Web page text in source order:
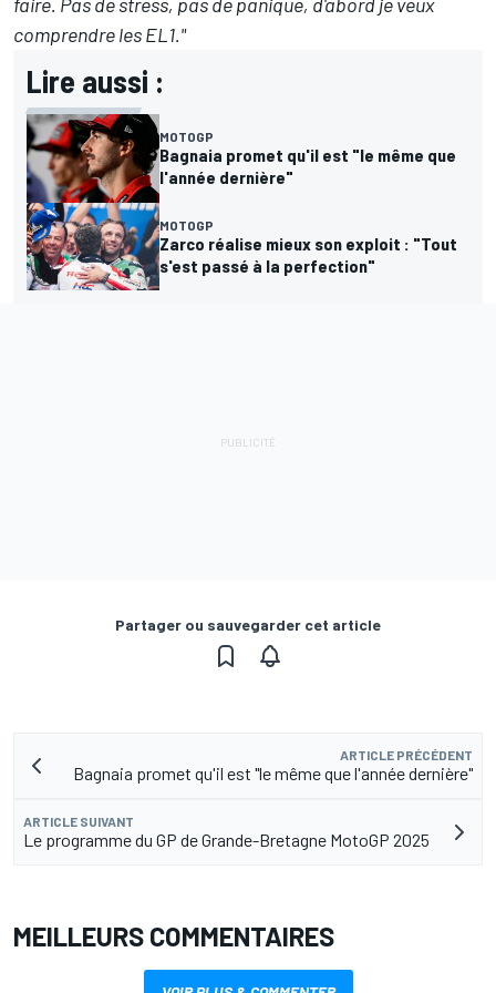
comprendre les EL1."
Lire aussi :
MOTOGP
Bagnaia promet qu'il est "le même que
l'année dernière"
MOTOGP
Zarco réalise mieux son exploit : "Tout
s'est passé à la perfection"
Partager ou sauvegarder cet article
ARTICLE PRÉCÉDENT
Bagnaia promet qu'il est "le même que l'année dernière"
ARTICLE SUIVANT
Le programme du GP de Grande-Bretagne MotoGP 2025
MEILLEURS COMMENTAIRES